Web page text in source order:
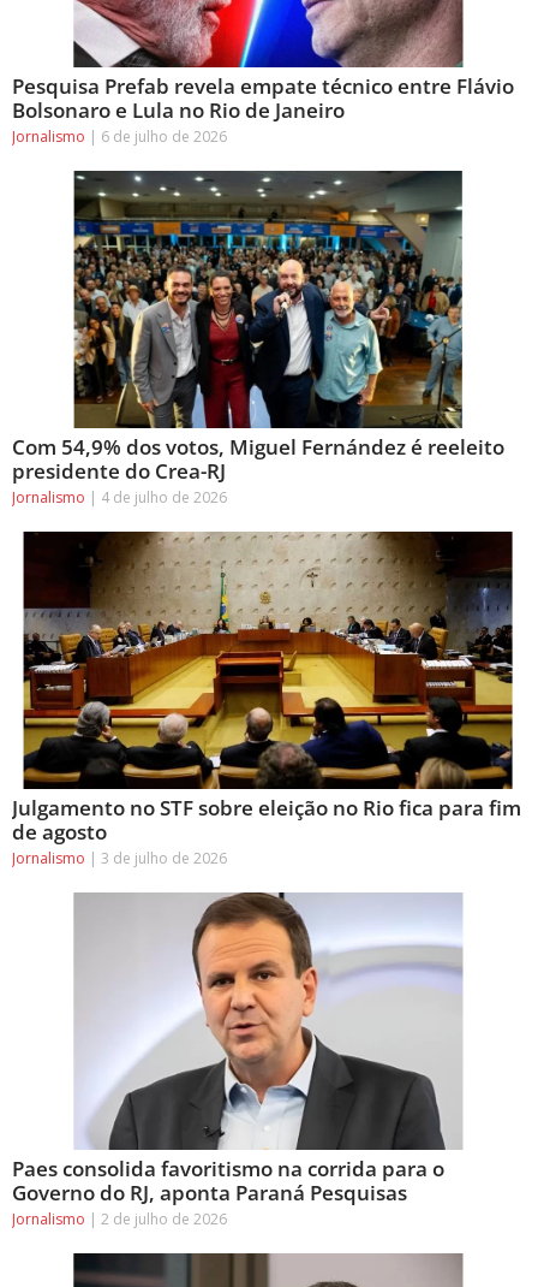
Pesquisa Prefab revela empate técnico entre Flávio
Bolsonaro e Lula no Rio de Janeiro
Jornalismo 6 de julho de 2026
Com 54,9% dos votos, Miguel Fernández é reeleito
presidente do Crea-RJ
Jornalismo 4 de julho de 2026
Julgamento no STF sobre eleição no Rio fica para fim
de agosto
Jornalismo 3 de julho de 2026
Paes consolida favoritismo na corrida para o
Governo do RJ, aponta Paraná Pesquisas
Jornalismo 2 de julho de 2026